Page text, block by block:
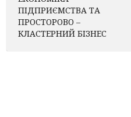
ПІДПРИЄМСТВА ТА
ПРОСТОРОВО –
КЛАСТЕРНИЙ БІЗНЕС